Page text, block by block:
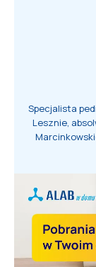
Specjalista
Lesznie,